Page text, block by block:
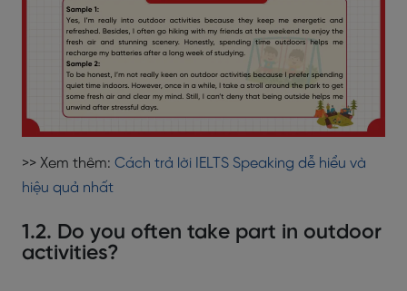
>> Xem thêm: Cách trả lời IELTS Speaking dễ hiểu và
hiệu quả nhất
1.2. Do you often take part in outdoor
activities?